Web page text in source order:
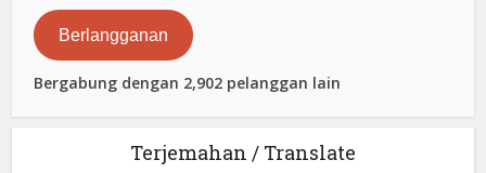
Elektronik
Berlangganan
Bergabung dengan 2,902 pelanggan lain
Terjemahan / Translate